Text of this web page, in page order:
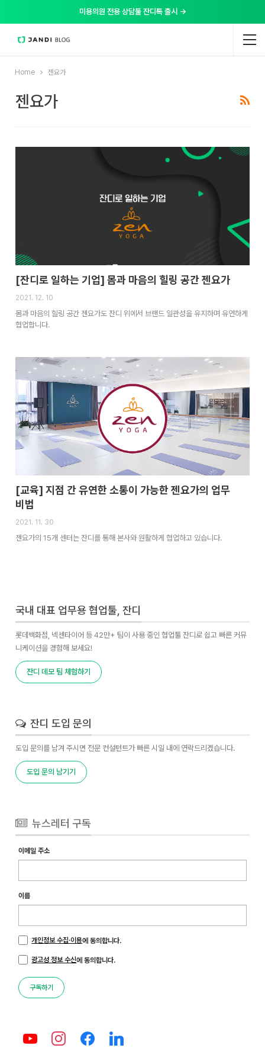
미용의원 전용 상담툴 잔디톡 출시 →
Home 젠요가
젠요가
[잔디로 일하는 기업] 몸과 마음의 힐링 공간 젠요가
2021. 12. 10
몸과 마음의 힐링 공간 젠요가도 잔디 위에서 브랜드 일관성을 유지하며 유연하게
협업합니다.
[교육] 지점 간 유연한 소통이 가능한 젠요가의 업무
비법
2021. 11. 30
젠요가의 15개 센터는 잔디를 통해 본사와 원활하게 협업하고 있습니다.
국내 대표 업무용 협업툴, 잔디
롯데백화점, 넥센타이어 등 42만+ 팀이 사용 중인 협업툴 잔디로 쉽고 빠른 커뮤
니케이션을 경험해 보세요!
잔디 데모 팀 체험하기
잔디 도입 문의
도입 문의를 남겨 주시면 전문 컨설턴트가 빠른 시일 내에 연락드리겠습니다.
도입 문의 남기기
뉴스레터 구독
이메일 주소
이름
개인정보 수집·이용에 동의합니다.
광고성 정보 수신에 동의합니다.
구독하기